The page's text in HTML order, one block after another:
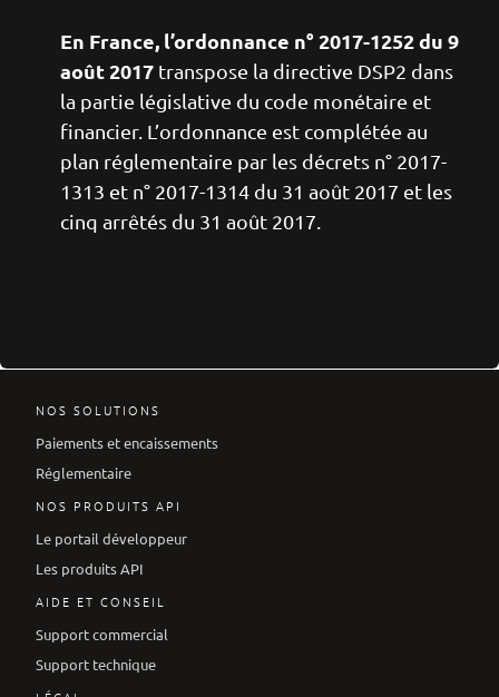
En France, l’ordonnance n° 2017-1252 du 9
août 2017 transpose la directive DSP2 dans
la partie législative du code monétaire et
financier. L’ordonnance est complétée au
plan réglementaire par les décrets n° 2017-
1313 et n° 2017-1314 du 31 août 2017 et les
cinq arrêtés du 31 août 2017.
NOS SOLUTIONS
Paiements et encaissements
Réglementaire
NOS PRODUITS API
Le portail développeur
Les produits API
AIDE ET CONSEIL
Support commercial
Support technique